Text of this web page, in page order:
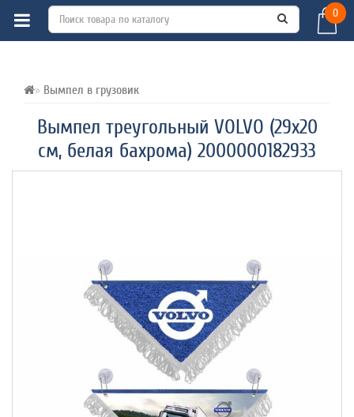
0
Вымпел в грузовик
Вымпел треугольный VOLVO (29х20
см, белая бахрома) 2000000182933
ВСЕ О ТОВАРЕ ХАРАКТЕРИСТИКИ